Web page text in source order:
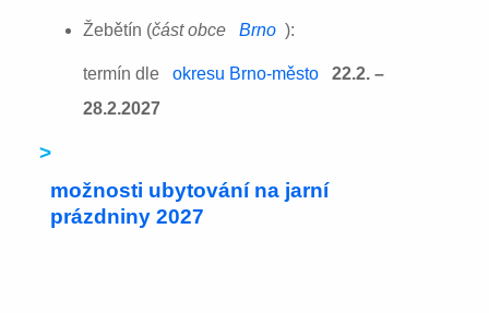
Žebětín (část obce Brno ):
termín dle okresu Brno-město
22.2. –
28.2.2027
>
možnosti ubytování na jarní
prázdniny 2027